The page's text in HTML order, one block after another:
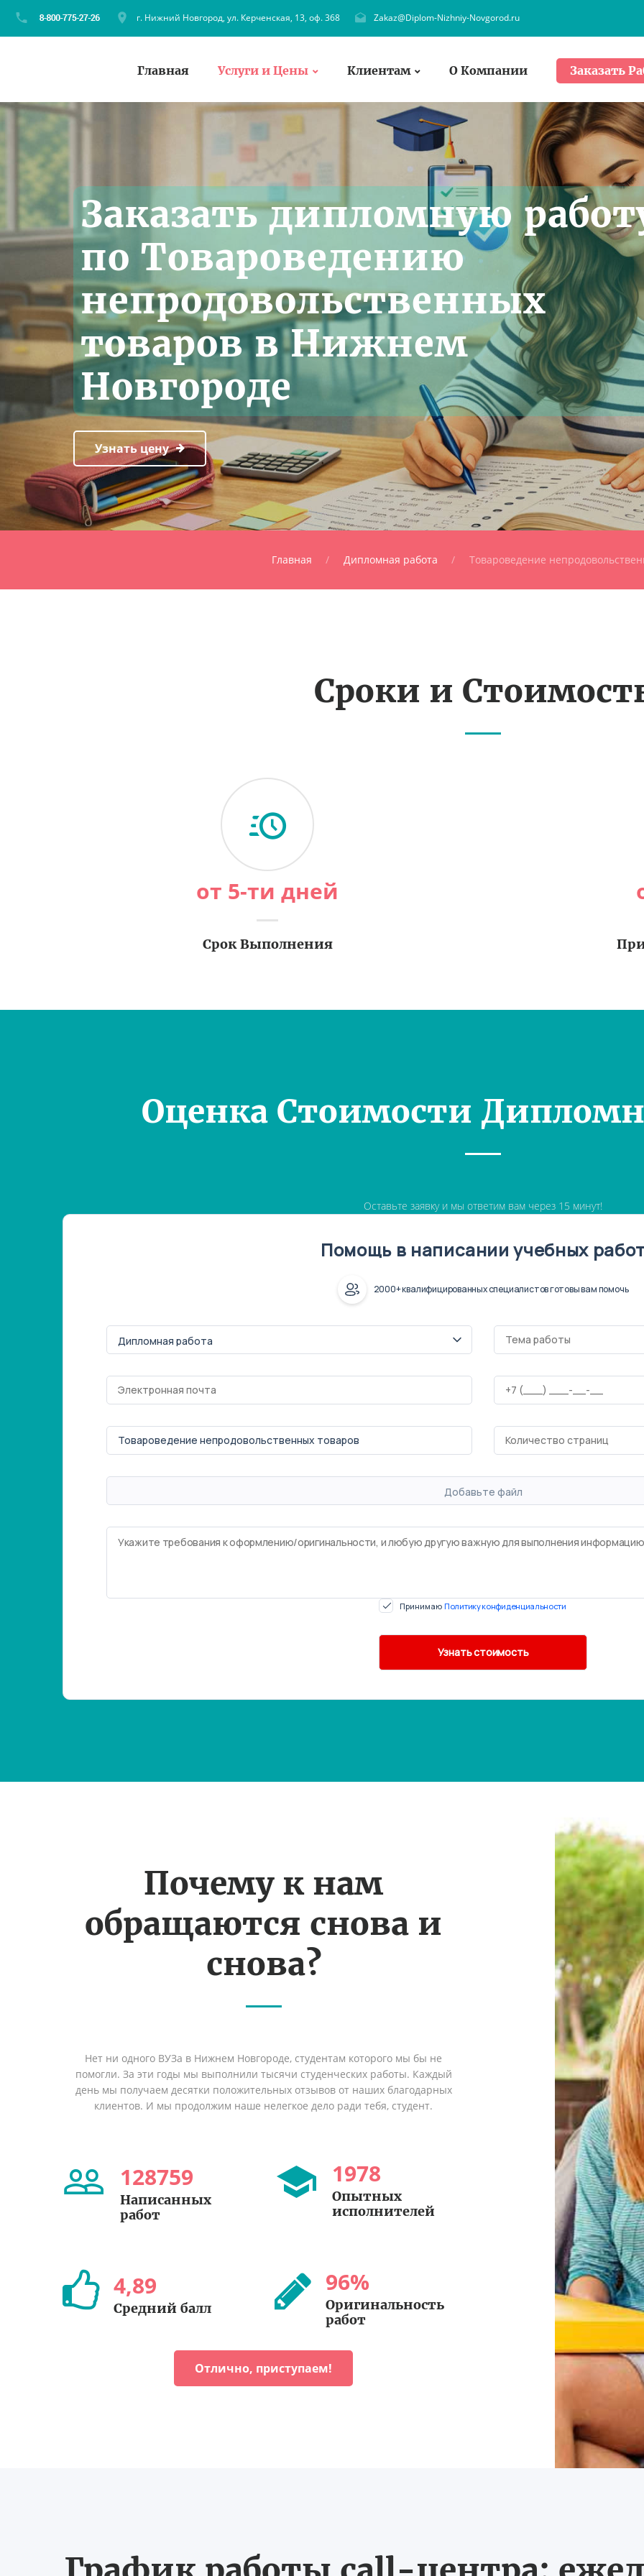
г. Нижний Новгород, ул. Керченская, 13, оф. 368 Zakaz@Diplom-Nizhniy-Novgorod.ru
Главная Услуги и Цены Клиентам О Компании Заказать
Заказать дипломную
по Товароведению
непродовольственных
товаров в Нижнем
Новгороде
Узнать цену
Главная Дипломная работа Товароведение
Сроки и
от 5-ти дней
Срок Выполнения
Оценка Стоимости
Оставьте заявку и мы ответим вам через 15 минут!
Помощь в написании учебных
2000+ квалифицированных специалистов готовы вам помочь
Добавьте файл
Принимаю Политику конфиденциальности
Почему к нам
обращаются снова и
снова?
Нет ни одного ВУЗа в Нижнем Новгороде, студентам которого мы бы не
помогли. За эти годы мы выполнили тысячи студенческих работы. Каждый
день мы получаем десятки положительных отзывов от наших благодарных
клиентов. И мы продолжим наше нелегкое дело ради тебя, студент.
128759
Написанных
работ
1978
Опытных
исполнителей
4,89
Средний балл
96%
Оригинальность
работ
Отлично, приступаем!